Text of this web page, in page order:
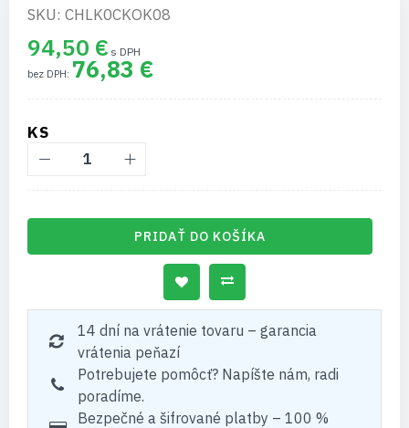
SKU: CHLK0CKOK08
94,50 €
76,83 €
KS
PRIDAŤ DO KOŠÍKA
14 dní na vrátenie tovaru – garancia
vrátenia peňazí
Potrebujete pomôcť? Napíšte nám, radi
poradíme.
Bezpečné a šifrované platby – 100 %